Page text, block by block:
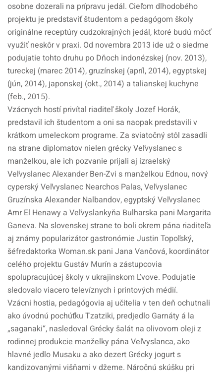
osobne dozerali na prípravu jedál. Cieľom dlhodobého
projektu je predstaviť študentom a pedagógom školy
originálne receptúry cudzokrajných jedál, ktoré budú môcť
využiť neskôr v praxi. Od novembra 2013 ide už o siedme
podujatie tohto druhu po Dňoch indonézskej (nov. 2013),
tureckej (marec 2014), gruzínskej (apríl, 2014), egyptskej
(jún, 2014), japonskej (okt., 2014) a talianskej kuchyne
(feb., 2015).
Vzácnych hostí privítal riaditeľ školy Jozef Horák,
predstavil ich študentom a oni sa naopak predstavili v
krátkom umeleckom programe. Za sviatočný stôl zasadli
na strane diplomatov nielen grécky Veľvyslanec s
manželkou, ale ich pozvanie prijali aj izraelský
Veľvyslanec Alexander Ben-Zvi s manželkou Ednou, nový
cyperský Veľvyslanec Nearchos Palas, Veľvyslanec
Gruzínska Alexander Nalbandov, egyptský Veľvyslanec
Amr El Henawy a Veľvyslankyňa Bulharska pani Margarita
Ganeva. Na slovenskej strane to boli okrem pána riaditeľa
aj známy popularizátor gastronómie Justin Topoľský,
šéfredaktorka Woman.sk pani Jana Vančová, koordinátor
celého projektu Gustáv Murín a zástupcovia
spolupracujúcej školy v ukrajinskom Ľvove. Podujatie
sledovalo viacero televíznych i printových médií.
Vzácni hostia, pedagógovia aj učitelia v ten deň ochutnali
ako úvodnú pochúťku Tzatziki, predjedlo Garnáty á la
„saganaki“, nasledoval Grécky šalát na olivovom oleji z
rodinnej produkcie manželky pána Veľvyslanca, ako
hlavné jedlo Musaku a ako dezert Grécky jogurt s
kandizovanými višňami v džeme. Náročnú skúšku pri